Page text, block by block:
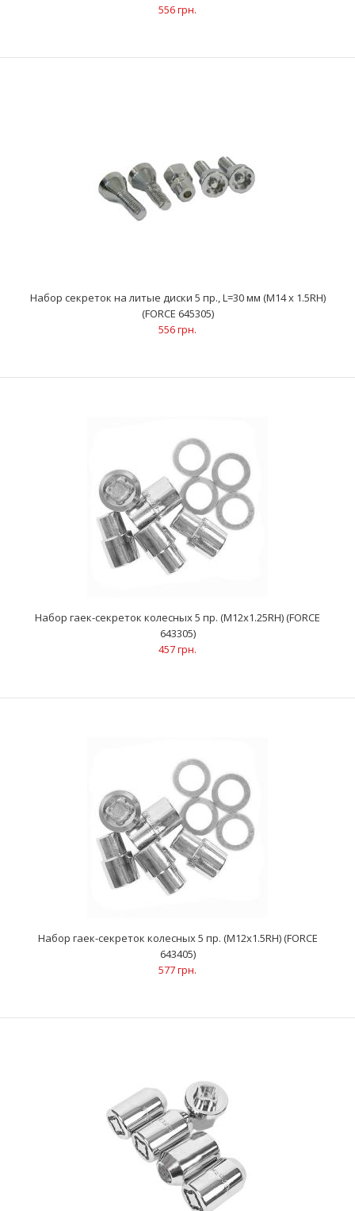
Набор секреток на литые диски 5 пр., L=28 мм (M12 x 1.5RH)
Размеры: M12x1.5RHДлина: 28 ммКоличество: 5 шт..
556 грн.
Размеры: M14x1.5RHДлина: 30 ммКоличество: 5 шт..
Набор гаек-секреток колесных 5 пр. (М12х1.25RH) (FORCE
643305)
457 грн.
556 грн.
Набор секреток на литые диски 5 пр., L=30 мм (M14 x 1.5RH)
(FORCE 645305)
556 грн.
Набор гаек-секреток колесных 5 пр. (М12х1.25RH) (FORCE
643305)
457 грн.
Набор гаек-секреток колесных 5 пр. (М12х1.5RH) (FORCE
643405)
577 грн.